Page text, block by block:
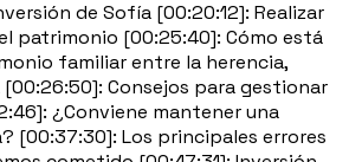
de Sofía [00:20:12]: Realizar
patrimonio [00:25:40]: Cómo está
familiar entre la herencia,
[00:26:50]: Consejos para gestionar
¿Conviene mantener una
[00:37:30]: Los principales errores